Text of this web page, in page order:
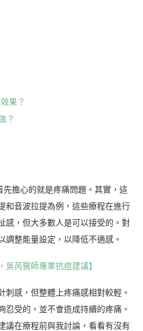
果？
？
擔心的就是疼痛問題。其實，這
和音波拉提為例，這些療程在進行
感，但大多數人是可以接受的。對
調整能量設定，以降低不適感。
吳芮醫師專業抗痘建議】
刺感，但整體上疼痛感相對較輕。
忍受的，並不會造成持續的疼痛。
議在療程前與我討論，看看有沒有